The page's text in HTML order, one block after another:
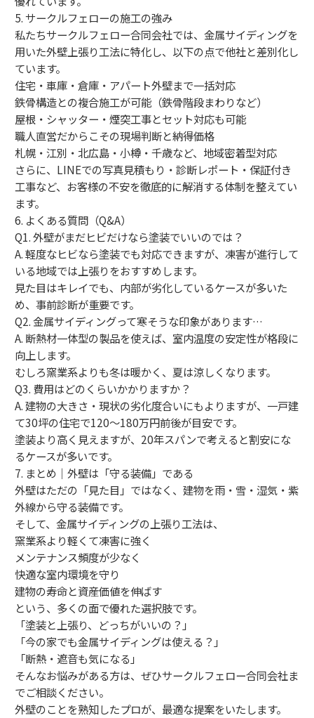
5. サークルフェローの施工の強み
私たちサークルフェロー合同会社では、金属サイディングを
用いた外壁上張り工法に特化し、以下の点で他社と差別化し
ています。
住宅・車庫・倉庫・アパート外壁まで一括対応
鉄骨構造との複合施工が可能（鉄骨階段まわりなど）
屋根・シャッター・煙突工事とセット対応も可能
職人直営だからこその現場判断と納得価格
札幌・江別・北広島・小樽・千歳など、地域密着型対応
さらに、LINEでの写真見積もり・診断レポート・保証付き
工事など、お客様の不安を徹底的に解消する体制を整えてい
ます。
6. よくある質問（Q&A）
Q1. 外壁がまだヒビだけなら塗装でいいのでは？
A. 軽度なヒビなら塗装でも対応できますが、凍害が進行して
いる地域では上張りをおすすめします。
見た目はキレイでも、内部が劣化しているケースが多いた
め、事前診断が重要です。
Q2. 金属サイディングって寒そうな印象があります…
A. 断熱材一体型の製品を使えば、室内温度の安定性が格段に
向上します。
むしろ窯業系よりも冬は暖かく、夏は涼しくなります。
Q3. 費用はどのくらいかかりますか？
A. 建物の大きさ・現状の劣化度合いにもよりますが、一戸建
て30坪の住宅で120〜180万円前後が目安です。
塗装より高く見えますが、20年スパンで考えると割安にな
るケースが多いです。
7. まとめ｜外壁は「守る装備」である
外壁はただの「見た目」ではなく、建物を雨・雪・湿気・紫
外線から守る装備です。
そして、金属サイディングの上張り工法は、
窯業系より軽くて凍害に強く
メンテナンス頻度が少なく
快適な室内環境を守り
建物の寿命と資産価値を伸ばす
という、多くの面で優れた選択肢です。
「塗装と上張り、どっちがいいの？」
「今の家でも金属サイディングは使える？」
「断熱・遮音も気になる」
そんなお悩みがある方は、ぜひサークルフェロー合同会社ま
でご相談ください。
外壁のことを熟知したプロが、最適な提案をいたします。